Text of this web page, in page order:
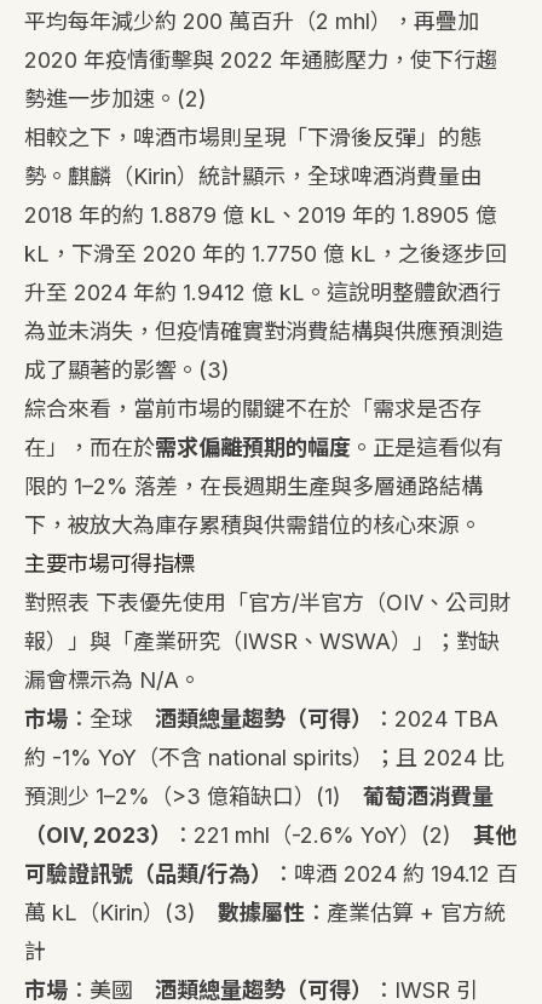
平均每年減少約 200 萬百升（2 mhl），再疊加
2020 年疫情衝擊與 2022 年通膨壓力，使下行趨
勢進一步加速。 (2)
相較之下，啤酒市場則呈現「下滑後反彈」的態
勢。麒麟（Kirin）統計顯示，全球啤酒消費量由
2018 年的約 1.8879 億 kL、2019 年的 1.8905 億
kL，下滑至 2020 年的 1.7750 億 kL，之後逐步回
升至 2024 年約 1.9412 億 kL。這說明整體飲酒行
為並未消失，但疫情確實對消費結構與供應預測造
成了顯著的影響。 (3)
綜合來看，當前市場的關鍵不在於「需求是否存
在」，而在於需求偏離預期的幅度 。正是這看似有
限的 1–2% 落差，在長週期生產與多層通路結構
下，被放大為庫存累積與供需錯位的核心來源。
主要市場可得指標
對照表 下表優先使用「官方/半官方（OIV、公司財
報）」與「產業研究（IWSR、WSWA）」；對缺
漏會標示為 N/A。
市場 ：全球 酒類總量趨勢（可得）
：2024 TBA
約 -1% YoY（不含 national spirits）；且 2024 比
預測少 1–2%（>3 億箱缺口） (1)
葡萄酒消費量
（OIV, 2023）
：221 mhl（-2.6% YoY） (2)
其他
可驗證訊號（品類/行為）
：啤酒 2024 約 194.12 百
萬 kL（Kirin） (3) 數據屬性 ：產業估算 + 官方統
計
市場 ：美國 酒類總量趨勢（可得）
：IWSR 引